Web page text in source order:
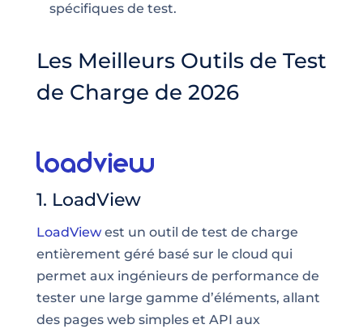
spécifiques de test.
Les Meilleurs Outils de Test
de Charge de 2026
1. LoadView
LoadViewest un outil de test de charge
entièrement géré basé sur le cloud qui
permet aux ingénieurs de performance de
tester une large gamme d’éléments, allant
des pages web simples et API aux